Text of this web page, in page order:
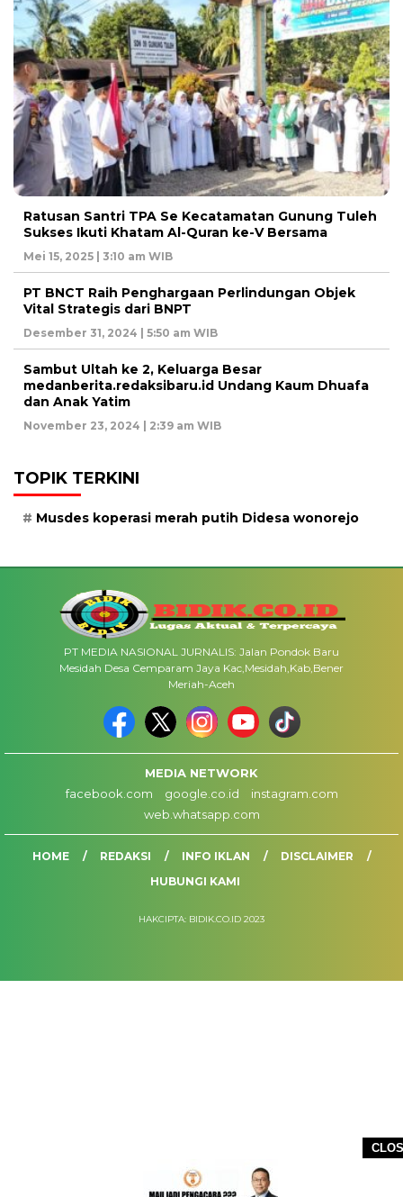
Ratusan Santri TPA Se Kecatamatan Gunung Tuleh
Sukses Ikuti Khatam Al-Quran ke-V Bersama
Mei 15, 2025 | 3:10 am WIB
PT BNCT Raih Penghargaan Perlindungan Objek
Vital Strategis dari BNPT
Desember 31, 2024 | 5:50 am WIB
Sambut Ultah ke 2, Keluarga Besar
medanberita.redaksibaru.id Undang Kaum Dhuafa
dan Anak Yatim
November 23, 2024 | 2:39 am WIB
TOPIK TERKINI
Musdes koperasi merah putih Didesa wonorejo
PT MEDIA NASIONAL JURNALIS: Jalan Pondok Baru
Mesidah Desa Cemparam Jaya Kac,Mesidah,Kab,Bener
Meriah-Aceh
MEDIA NETWORK
facebook.com
google.co.id
instagram.com
web.whatsapp.com
HOME REDAKSI INFO IKLAN
DISCLAIMER
HUBUNGI KAMI
HAKCIPTA: BIDIK.CO.ID 2023